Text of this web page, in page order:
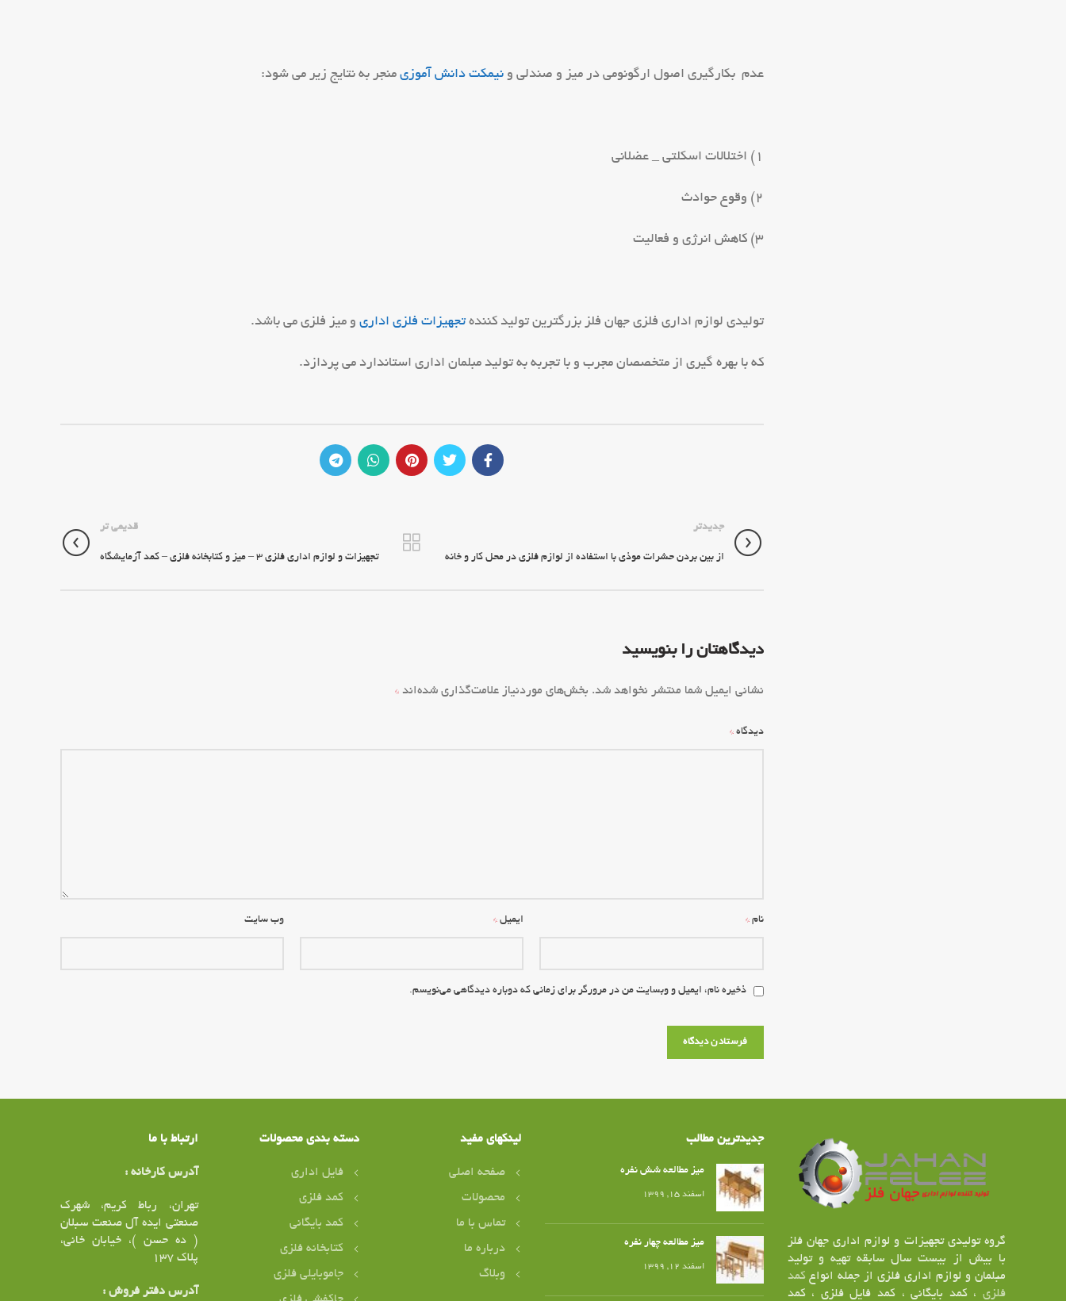
عدم بکارگیری اصول ارگونومی در میز و صندلی ونیمکت دانش آموزی منجر به نتایج زیر می شود:
۱) اختلالات اسکلتی _ عضلانی
۲) وقوع حوادث
۳) کاهش انرژی و فعالیت
تولیدی لوازم اداری فلزی جهان فلز بزرگترین تولید کنندهتجهیزات فلزی اداری و میز فلزی می باشد.
که با بهره گیری از متخصصان مجرب و با تجربه به تولید مبلمان اداری استاندارد می پردازد.
جدیدتر
از بین بردن حشرات موذی با استفاده از لوازم فلزی در محل کار و خانه
قدیمی تر
تجهیزات و لوازم اداری فلزی ۳ – میز و کتابخانه فلزی – کمد آزمایشگاه
دیدگاهتان را بنویسید
نشانی ایمیل شما منتشر نخواهد شد. بخش‌های موردنیاز علامت‌گذاری شده‌اند*
دیدگاه*
نام* ایمیل * وب‌ سایت
ذخیره نام، ایمیل و وبسایت من در مرورگر برای زمانی که دوباره دیدگاهی می‌نویسم.
گروه تولیدی تجهیزات و لوازم اداری جهان فلز
با بیش از بیست سال سابقه تهیه و تولید
مبلمان و لوازم اداری فلزی از جمله انواعکمد
فلزی ، کمد بایگانی ، کمد فایل فلزی ، کمد
جدیدترین مطالب
میز مطالعه شش نفره
اسفند ۱۵, ۱۳۹۹
میز مطالعه چهار نفره
اسفند ۱۲, ۱۳۹۹
لینکهای مفید
صفحه اصلی
محصولات
تماس با ما
درباره ما
وبلاگ
دسته بندی محصولات
فایل اداری
کمد فلزی
کمد بایگانی
کتابخانه فلزی
جاموبایلی فلزی
ارتباط با ما
آدرس کارخانه :
تهران، رباط کریم، شهرک
صنعتی ایده آل صنعت سبلان
( ده حسن )، خیابان خانی،
پلاک ۱37
آدرس دفتر فروش :